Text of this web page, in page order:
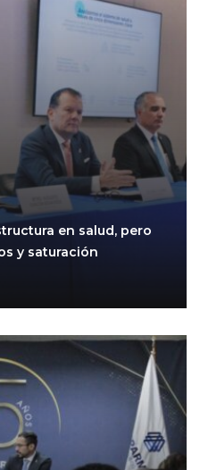
en salud, pero
y saturación